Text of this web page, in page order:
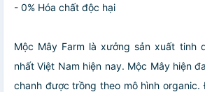
- 0% Hóa chất độc hại
Mộc Mây Farm là xưởng sản xuất tinh
nhất Việt Nam hiện nay. Mộc Mây hiện
chanh được trồng theo mô hình